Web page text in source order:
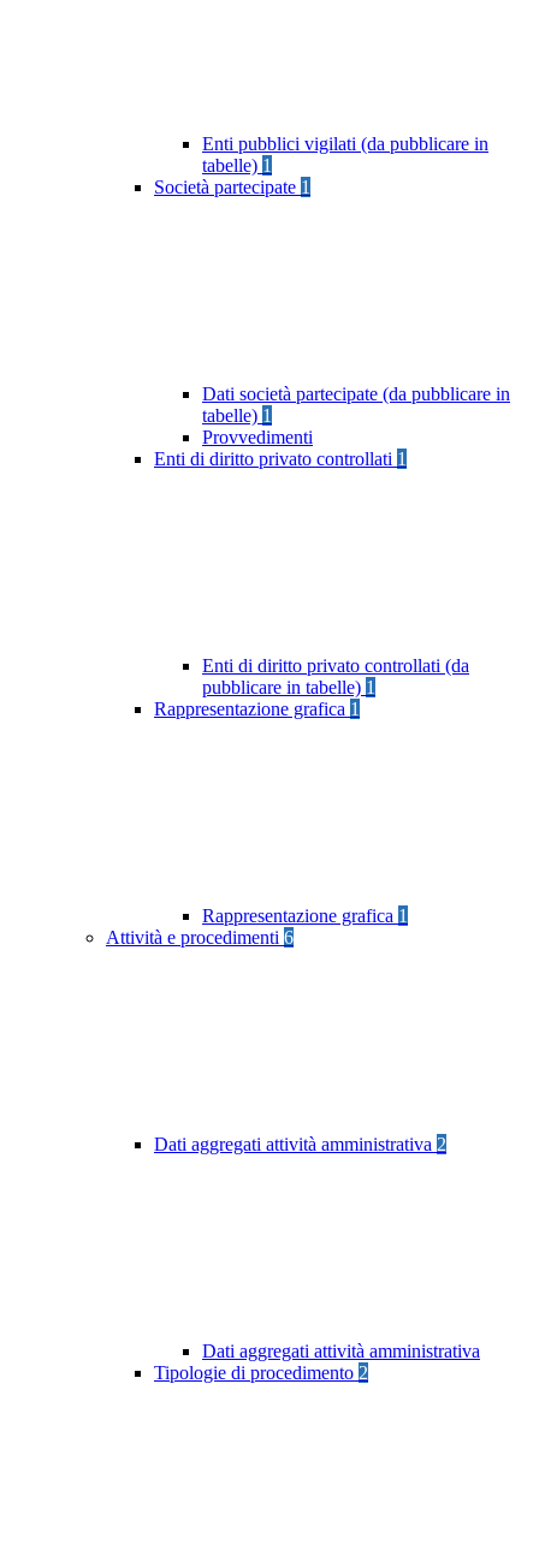
Enti pubblici vigilati (da pubblicare in
tabelle) 1
Società partecipate 1
Dati società partecipate (da pubblicare in
tabelle) 1
Provvedimenti
Enti di diritto privato controllati 1
Enti di diritto privato controllati (da
pubblicare in tabelle) 1
Rappresentazione grafica 1
Rappresentazione grafica 1
Attività e procedimenti 6
Dati aggregati attività amministrativa 2
Dati aggregati attività amministrativa
Tipologie di procedimento 2